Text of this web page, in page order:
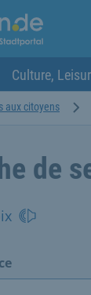
Culture,
aux citoyens
de